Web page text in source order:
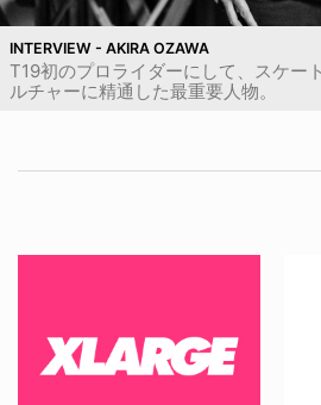
INTERVIEW - AKIRA OZAWA
T19初のプロライダーにして、スケー
ルチャーに精通した最重要人物。